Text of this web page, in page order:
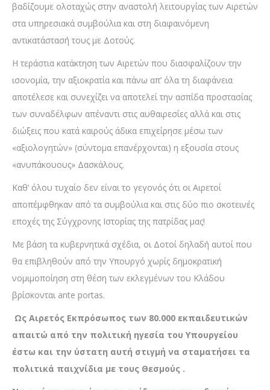
βαδίζουμε ολοταχώς στην αναστολή λειτουργίας των Αιρετών
στα υπηρεσιακά συμβούλια και στη διαφαινόμενη
αντικατάστασή τους με Δοτούς.
Η τεράστια κατάκτηση των Αιρετών που διασφαλίζουν την
ισονομία, την αξιοκρατία και πάνω απ’ όλα τη διαφάνεια
αποτέλεσε και συνεχίζει να αποτελεί την ασπίδα προστασίας
των συναδέλφων απέναντι στις αυθαιρεσίες αλλά και στις
διώξεις που κατά καιρούς άδικα επιχείρησε μέσω των
«αξιολογητών» (σύντομα επανέρχονται) η εξουσία στους
«ανυπάκουους» Δασκάλους.
Καθ’ όλου τυχαίο δεν είναι το γεγονός ότι οι Αιρετοί
αποπέμφθηκαν από τα συμβούλια και στις δύο πιο σκοτεινές
εποχές της Σύγχρονης Ιστορίας της πατρίδας μας!
Με βάση τα κυβερνητικά σχέδια, οι Δοτοί δηλαδή αυτοί που
θα επιβληθούν από την Υπουργό χωρίς δημοκρατική
νομιμοποίηση στη θέση των εκλεγμένων του Κλάδου
βρίσκονται ante portas.
Ως Αιρετός Εκπρόσωπος των 80.000 εκπαιδευτικών
απαιτώ από την πολιτική ηγεσία του Υπουργείου
έστω και την ύστατη αυτή στιγμή να σταματήσει τα
πολιτικά παιχνίδια με τους Θεσμούς .